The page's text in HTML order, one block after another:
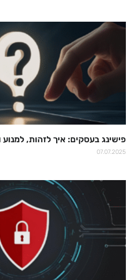
פישינג בעסקים: איך לזהות, למנוע
07.07.2025